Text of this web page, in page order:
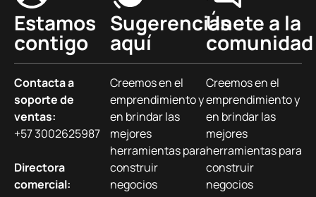
Estamos
contigo
Contacta a
soporte de
ventas:
+57 3002625987
Directora
comercial:
Sugerencias
aquí
Creemos en el
emprendimiento y
en brindar las
mejores
herramientas para
construir
negocios
Únete a la
comunidad
Creemos en el
emprendimiento y
en brindar las
mejores
herramientas para
construir
negocios